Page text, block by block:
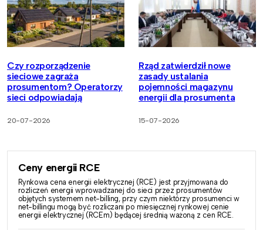
Czy rozporządzenie
sieciowe zagraża
prosumentom? Operatorzy
sieci odpowiadają
20-07-2026
Rząd zatwierdził nowe
zasady ustalania
pojemności magazynu
energii dla prosumenta
15-07-2026
Ceny energii RCE
Rynkowa cena energii elektrycznej (RCE) jest przyjmowana do
rozliczeń energii wprowadzanej do sieci przez prosumentów
objętych systemem net-billing, przy czym niektórzy prosumenci w
net-billingu mogą być rozliczani po miesięcznej rynkowej cenie
energii elektrycznej (RCEm) będącej średnią ważoną z cen RCE.